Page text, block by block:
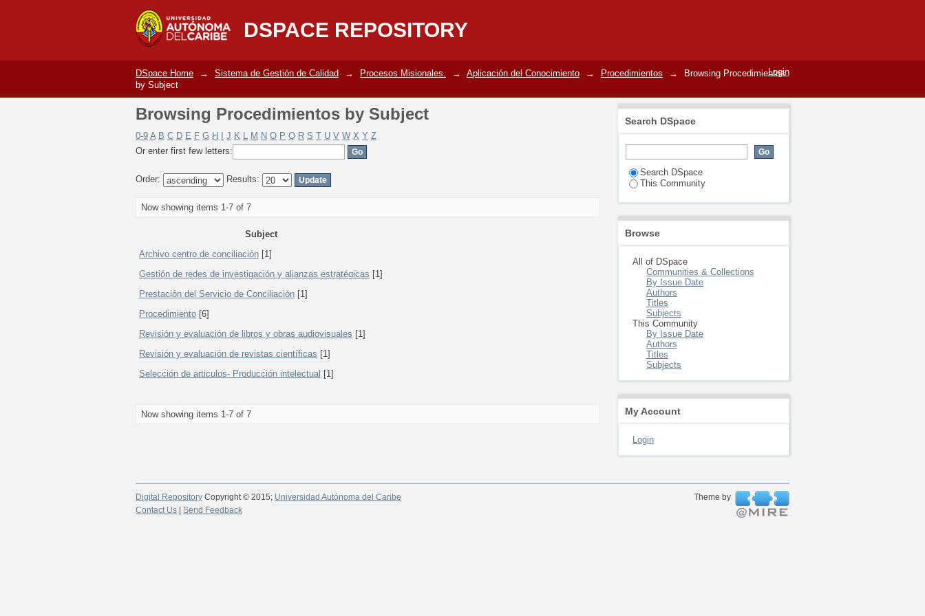
DSPACE REPOSITORY
Browsing Procedimientos by Subject
Login
DSpace Home → Sistema de Gestión de Calidad → Procesos Misionales. → Aplicación del Conocimiento → Procedimientos →
Browsing Procedimientos
by Subject
Browsing Procedimientos by Subject
0-9 A B C D E F G H J K L M N O P Q R S T U V W X Y Z
Or enter first few letters:
Order: Results:
Now showing items 1-7 of 7
Subject
Archivo centro de conciliación [1]
Gestión de redes de investigación y alianzas estratégicas [1]
Prestación del Servicio de Conciliación [1]
Procedimiento [6]
Revisión y evaluación de libros y obras audiovisuales [1]
Revisión y evaluación de revistas científicas [1]
Selección de articulos- Producción intelectual [1]
Now showing items 1-7 of 7
Search DSpace
Search DSpace
This Community
Browse
All of DSpace
Communities & Collections
By Issue Date
Authors
Titles
Subjects
This Community
By Issue Date
Authors
Titles
Subjects
My Account
Login
Digital Repository Copyright © 2015; Universidad Autónoma del Caribe
Theme by
Contact Us
Send Feedback